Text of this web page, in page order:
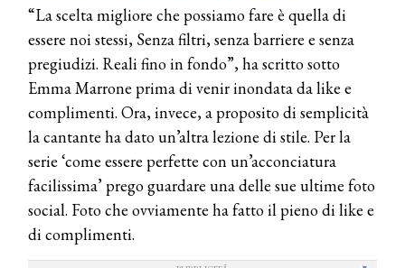
“La scelta migliore che possiamo fare è quella di
essere noi stessi, Senza filtri, senza barriere e senza
pregiudizi. Reali fino in fondo”, ha scritto sotto
Emma Marrone prima di venir inondata da like e
complimenti. Ora, invece, a proposito di semplicità
la cantante ha dato un’altra lezione di stile. Per la
serie ‘come essere perfette con un’acconciatura
facilissima’ prego guardare una delle sue ultime foto
social. Foto che ovviamente ha fatto il pieno di like e
di complimenti.